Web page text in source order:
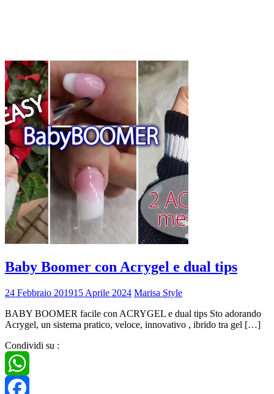
Baby Boomer con Acrygel e dual tips
24 Febbraio 201915 Aprile 2024 Marisa Style
BABY BOOMER facile con ACRYGEL e dual tips Sto adorando
Acrygel, un sistema pratico, veloce, innovativo , ibrido tra gel […]
Condividi su :
WhatsApp